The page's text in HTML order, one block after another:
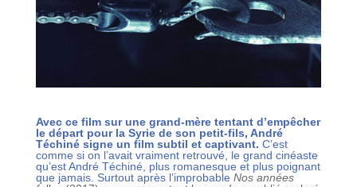
Avec ce film sur une grand-mère tentant d’empêcher
le départ pour la Syrie de son petit-fils, André
Téchiné signe un film subtil et captivant. C’est
comme si on l’avait vraiment retrouvé, le grand cinéaste
qu’est André Téchiné, plus romanesque et plus poignant
que jamais. Surtout après l’improbable Nos années